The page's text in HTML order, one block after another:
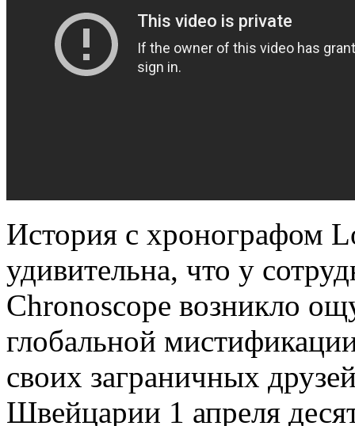
История с хронографом
удивительна, что у
Chronoscope возникло
глобальной
своих заграничных
Швейцарии 1 апреля